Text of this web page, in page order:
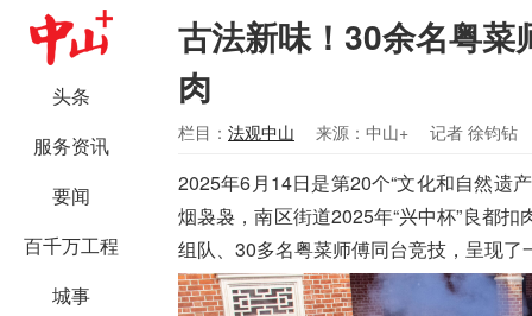
头条
服务资讯
要闻
百千万工程
城事
古法新味！30余名粤菜
肉
栏目： 法观中山 来源：中山+ 记者 徐钧钻
2025年6月14日是第20个“文化和自然遗
烟袅袅，南区街道2025年“兴中杯”良都
组队、30多名粤菜师傅同台竞技，呈现